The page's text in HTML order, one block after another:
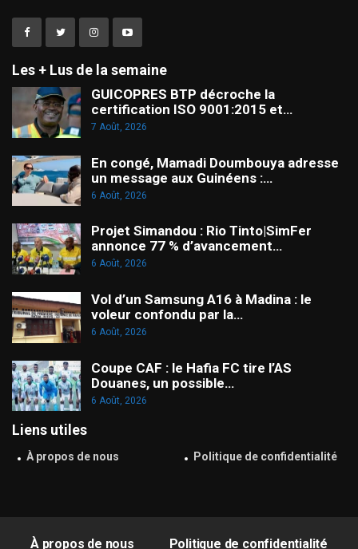
Les + Lus de la semaine
GUICOPRES BTP décroche la
certification ISO 9001:2015 et…
7 Août, 2026
En congé, Mamadi Doumbouya adresse
un message aux Guinéens :…
6 Août, 2026
Projet Simandou : Rio Tinto|SimFer
annonce 77 % d’avancement…
6 Août, 2026
Vol d’un Samsung A16 à Madina : le
voleur confondu par la…
6 Août, 2026
Coupe CAF : le Hafia FC tire l’AS
Douanes, un possible…
6 Août, 2026
Liens utiles
À propos de nous Politique de confidentialité
À propos de nous Politique de confidentialité